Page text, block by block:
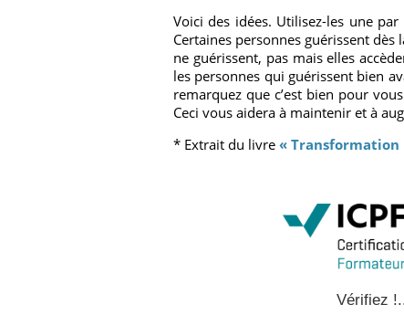
Voici des idées. Utilisez-les une
Certaines personnes guérissent
ne guérissent, pas mais elles
les personnes qui guérissent bien
remarquez que c’est bien pour
Ceci vous aidera à maintenir et à
* Extrait du livre « Transformation
Vérifiez